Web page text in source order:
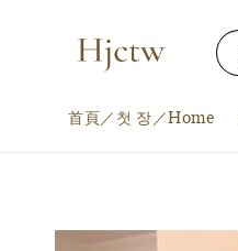
首頁／첫 장／Home